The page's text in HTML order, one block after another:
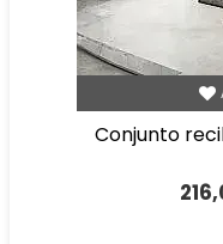
conjunto